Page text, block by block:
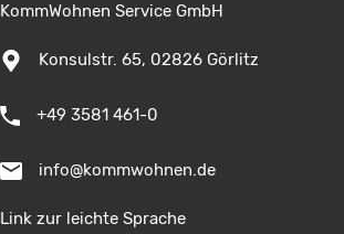
KommWohnen Service GmbH
Konsulstr. 65, 02826 Görlitz
+49 3581 461-0
info@kommwohnen.de
Link zur leichte Sprache